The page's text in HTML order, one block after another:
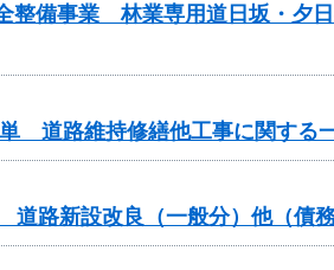
整備事業 林業専用道日坂・夕
道路維持修繕他工事に関する
路新設改良（一般分）他（債